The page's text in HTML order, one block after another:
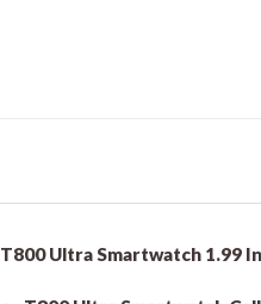
T800 Ultra Smartwatch 1.99